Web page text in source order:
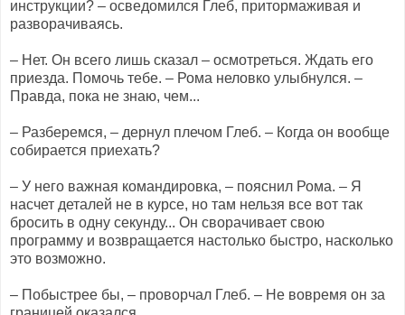
инструкции? – осведомился Глеб, притормаживая и
разворачиваясь.
– Нет. Он всего лишь сказал – осмотреться. Ждать его
приезда. Помочь тебе. – Рома неловко улыбнулся. –
Правда, пока не знаю, чем...
– Разберемся, – дернул плечом Глеб. – Когда он вообще
собирается приехать?
– У него важная командировка, – пояснил Рома. – Я
насчет деталей не в курсе, но там нельзя все вот так
бросить в одну секунду... Он сворачивает свою
программу и возвращается настолько быстро, насколько
это возможно.
– Побыстрее бы, – проворчал Глеб. – Не вовремя он за